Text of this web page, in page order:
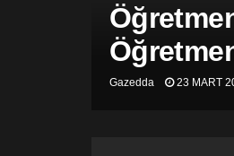
Gazedda 23 MART